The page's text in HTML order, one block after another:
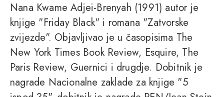
Nana Kwame Adjei-Brenyah (1991) autor je
knjige "Friday Black" i romana "Zatvorske
zvijezde". Objavljivao je u časopisima The
New York Times Book Review, Esquire, The
Paris Review, Guernici i drugdje. Dobitnik je
nagrade Nacionalne zaklade za knjige "5